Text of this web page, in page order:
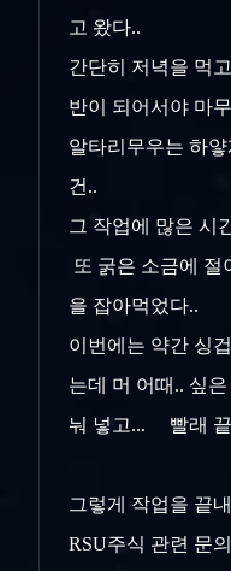
고 왔다..
간단히 저녁을 먹
반이 되어서야 마
알타리무우는 하
건..
그 작업에 많은 시
또 굵은 소금에 절
을 잡아먹었다..
이번에는 약간 싱
는데 머 어때.. 싶
눠 넣고... 빨래
그렇게 작업을 끝
RSU주식 관련 문